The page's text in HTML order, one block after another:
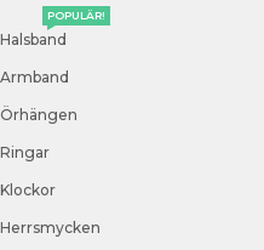
Halsband
POPULÄR!
Armband
Örhängen
Ringar
Klockor
Herrsmycken